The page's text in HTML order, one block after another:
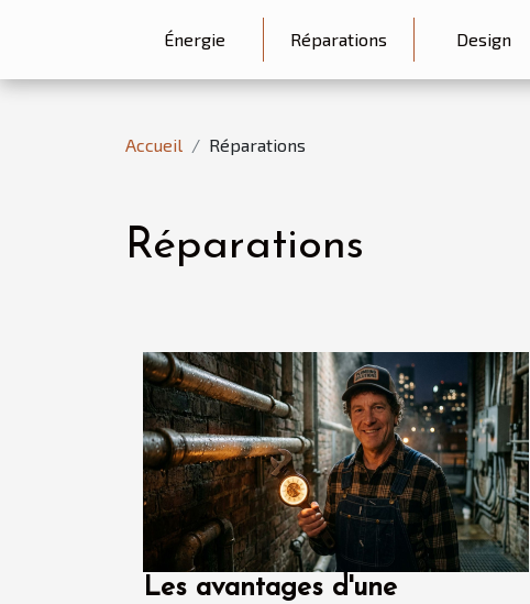
Énergie Réparations Design
Accueil Réparations
Réparations
Les avantages d'une